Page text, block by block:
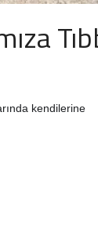
kendilerine